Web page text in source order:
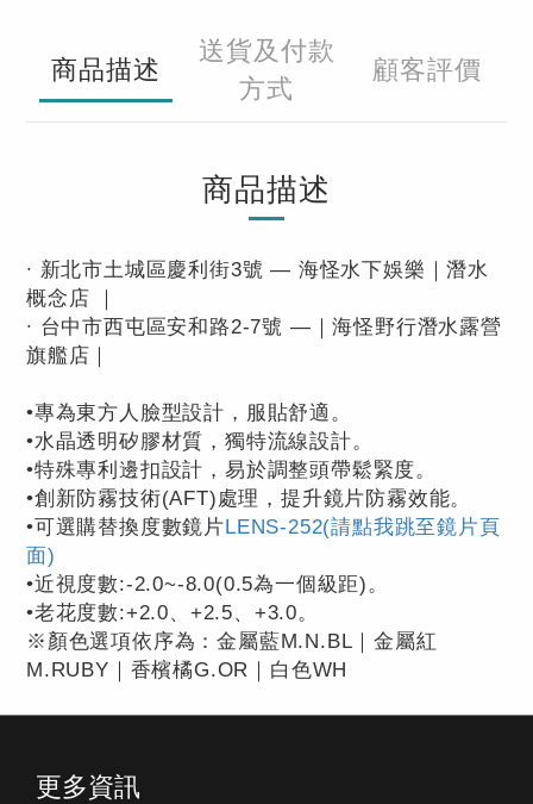
商品描述
送貨及付款
方式
顧客評價
商品描述
∙ 新北市土城區慶利街3號 — 海怪水下娛樂｜潛水
概念店 ｜
∙ 台中市西屯區安和路2-7號 —｜海怪野行潛水露營
旗艦店｜
•專為東方人臉型設計，服貼舒適。
•水晶透明矽膠材質，獨特流線設計。
•特殊專利邊扣設計，易於調整頭帶鬆緊度。
•創新防霧技術(AFT)處理，提升鏡片防霧效能。
•可選購替換度數鏡片LENS-252(請點我跳至鏡片頁
面)
•近視度數:-2.0~-8.0(0.5為一個級距)。
•老花度數:+2.0、+2.5、+3.0。
※顏色選項依序為：金屬藍M.N.BL｜金屬紅
M.RUBY｜香檳橘G.OR｜白色WH
更多資訊